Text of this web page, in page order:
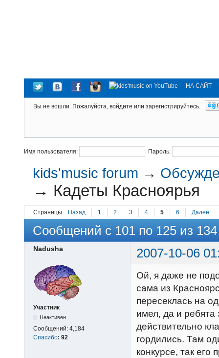
НА САЙТ
Вы не вошли. Пожалуйста, войдите или зарегистрируйтесь.
Имя пользователя: Пароль:
kids'music forum →
→ Кадеты Красноярья
Страницы Назад 1 2 3 4 5 6 Далее
Сообщений с 101 по 125 из 134
Nadusha 2007-10-06
Участник
Неактивен
Сообщений: 4,184
Спасибо: 92
Ой, я даже не
сама из
пересеклась на
имел, да и ребята
действительно
гордились. Там
конкурсе, так его